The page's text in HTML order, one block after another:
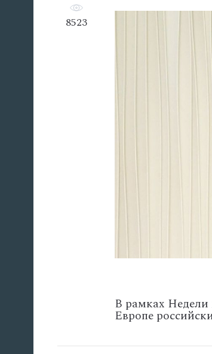
8523
В рамках Недели
Европе